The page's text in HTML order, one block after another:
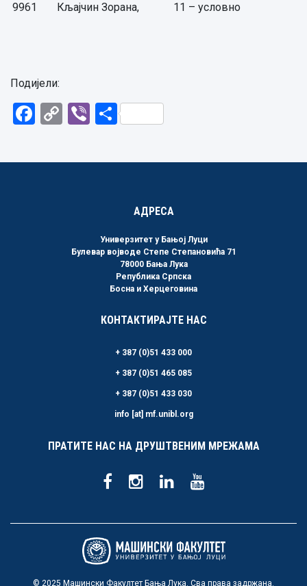
9961
Кљајчин Зорана, 11 – условно
Подијели:
Facebook
CopyViberShare
АДРЕСА
Универзитет у Бањој Луци
Булевар војводе Степе Степановића 71
78000 Бања Лука
Република Српска
Босна и Херцеговина
КОНТАКТИРАЈТЕ НАС
+ 387 (0)51 433 000
+ 387 (0)51 465 085
+ 387 (0)51 433 030
info [at] mf.unibl.org
ПРАТИТЕ НАС НА ДРУШТВЕНИМ МРЕЖАМА
© 2025 Машински Факултет Бања Лука. Сва права задржана.